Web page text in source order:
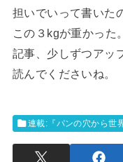
担いでいって書いた
この３kgが重かった
記事、少しずつアッ
読んでくださいね。
連載:『パンの穴から世